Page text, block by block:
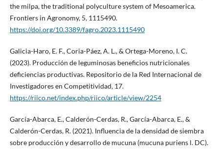
the milpa, the traditional polyculture system of Mesoamerica.
Frontiers in Agronomy, 5, 1115490.
https://doi.org/10.3389/fagro.2023.1115490
Galicia-Haro, E. F., Coria-Páez, A. L., & Ortega-Moreno, I. C.
(2023). Producción de leguminosas beneficios nutricionales
deficiencias productivas. Repositorio de la Red Internacional de
Investigadores en Competitividad, 17.
https://riico.net/index.php/riico/article/view/2254
García-Abarca, E., Calderón-Cerdas, R., García-Abarca, E., &
Calderón-Cerdas, R. (2021). Influencia de la densidad de siembra
sobre producción y desarrollo de mucuna (mucuna puriens l. DC).